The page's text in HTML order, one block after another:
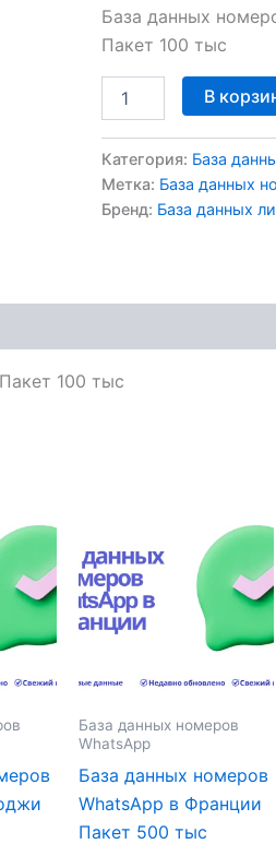
База данных
Пакет 100 тыс
В
Категория: База
Метка: База данных
Бренд: База данных
100 тыс
База данных номеров
WhatsApp
База данных номеров
WhatsApp в Франции
Пакет 500 тыс